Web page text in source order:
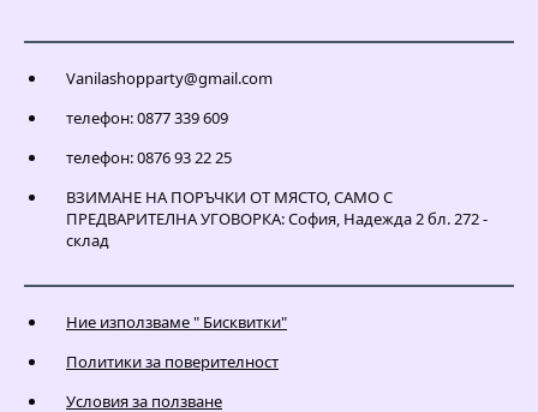
Vanilashopparty@gmail.com
телефон: 0877 339 609
телефон: 0876 93 22 25
ВЗИМАНЕ НА ПОРЪЧКИ ОТ МЯСТО, САМО С
ПРЕДВАРИТЕЛНА УГОВОРКА: София, Надежда 2 бл. 272 -
склад
Ние използваме " Бисквитки"
Политики за поверителност
Условия за ползване